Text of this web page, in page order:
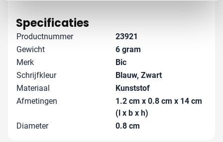
Specificaties
Productnummer
23921
Gewicht
6 gram
Merk
Bic
Schrijfkleur
Blauw, Zwart
Materiaal
Kunststof
Afmetingen
1.2 cm x 0.8 cm x 14 cm
(l x b x h)
Diameter
0.8 cm